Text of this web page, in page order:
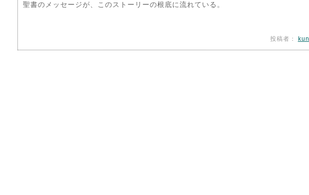
聖書のメッセージが、このストーリーの根底に流れている。
投稿者： kun